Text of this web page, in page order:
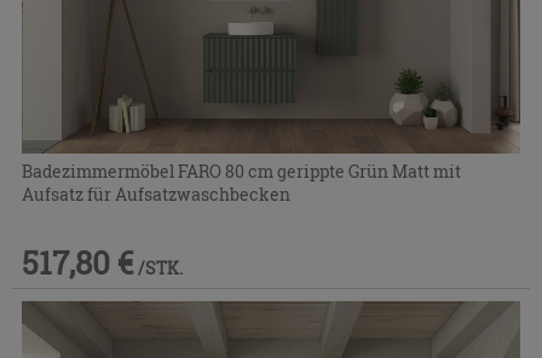
Badezimmermöbel FARO 80 cm gerippte Grün Matt mit
Aufsatz für Aufsatzwaschbecken
517,80 € /STK.